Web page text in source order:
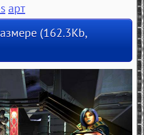
арт
(162.3Kb,